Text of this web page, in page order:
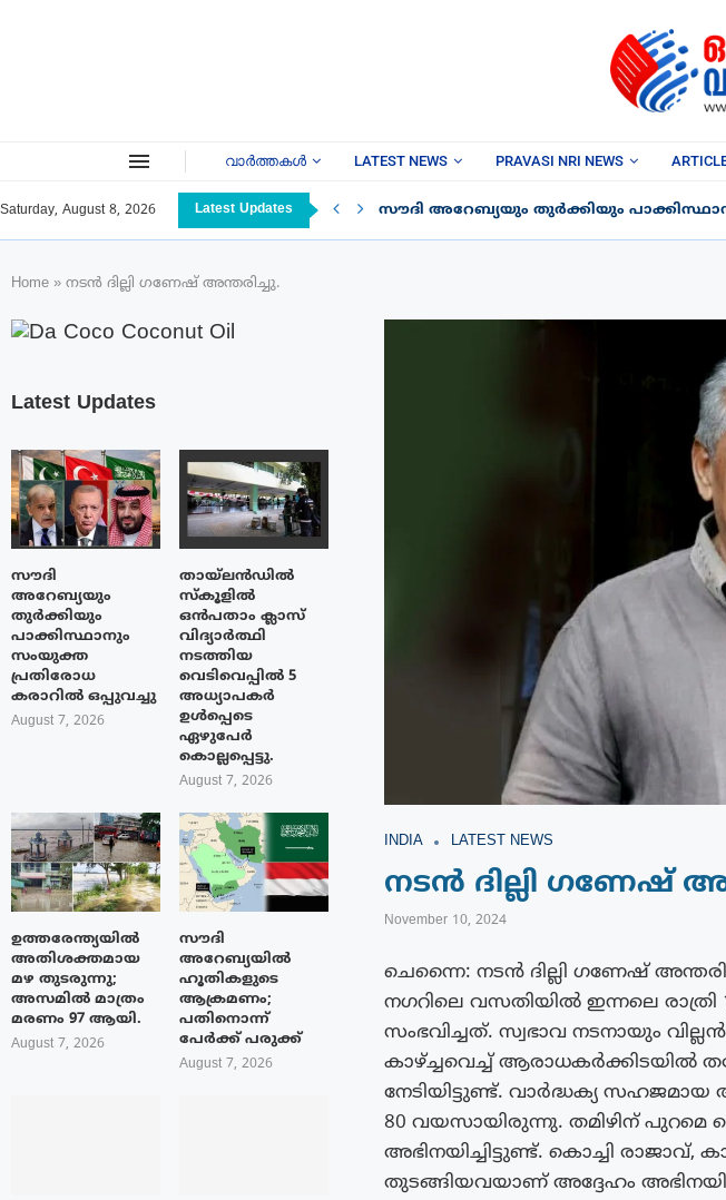
വാർത്തകൾ LATEST NEWS PRAVASI NRI NEWS
Saturday, August 8, 2026 Latest Updates സൗദി അറേബ്യയും തുർക്കിയും
Home » നടൻ ദില്ലി ഗണേഷ് അന്തരിച്ചു.
INDIA LATEST NEWS
നടൻ ദില്ലി ഗണേഷ്
November 10, 2024
ചെന്നൈ: നടൻ ദില്ലി ഗണേഷ്
നഗറിലെ വസതിയിൽ ഇന്നലെ
സംഭവിച്ചത്. സ്വഭാവ നടനായും
കാഴ്ച്ചവെച്ച് ആരാധകർക്കിടയിൽ
നേടിയിട്ടുണ്ട്. വാർദ്ധക്യ
80 വയസായിരുന്നു. തമിഴിന് ​​പുറമെ
അഭിനയിച്ചിട്ടുണ്ട്. കൊച്ചി രാജാവ്,
തുടങ്ങിയവയാണ് അദ്ദേഹം
Latest Updates
സൗദി
അറേബ്യയും
തുർക്കിയും
പാക്കിസ്ഥാനും
സംയുക്ത
പ്രതിരോധ
കരാറിൽ ഒപ്പുവച്ചു
August 7, 2026
തായ്‌ലൻഡിൽ
സ്കൂളിൽ
ഒൻപതാം ക്ലാസ്
വിദ്യാർത്ഥി
നടത്തിയ
വെടിവെപ്പിൽ 5
അധ്യാപകർ
ഉൾപ്പെടെ
ഏഴുപേർ
കൊല്ലപ്പെട്ടു.
August 7, 2026
ഉത്തരേന്ത്യയിൽ
അതിശക്തമായ
മഴ തുടരുന്നു;
അസമിൽ മാത്രം
മരണം 97 ആയി.
August 7, 2026
സൗദി
അറേബ്യയിൽ
ഹൂതികളുടെ
ആക്രമണം;
പതിനൊന്ന്
പേർക്ക് പരുക്ക്
August 7, 2026